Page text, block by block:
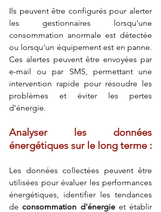
Ils peuvent être configurés pour alerter
les gestionnaires lorsqu'une
consommation anormale est détectée
ou lorsqu'un équipement est en panne.
Ces alertes peuvent être envoyées par
e-mail ou par SMS, permettant une
intervention rapide pour résoudre les
problèmes et éviter les pertes
d'énergie.
Analyser les données
énergétiques sur le long terme :
Les données collectées peuvent être
utilisées pour évaluer les performances
énergétiques, identifier les tendances
de consommation d'énergie et établir